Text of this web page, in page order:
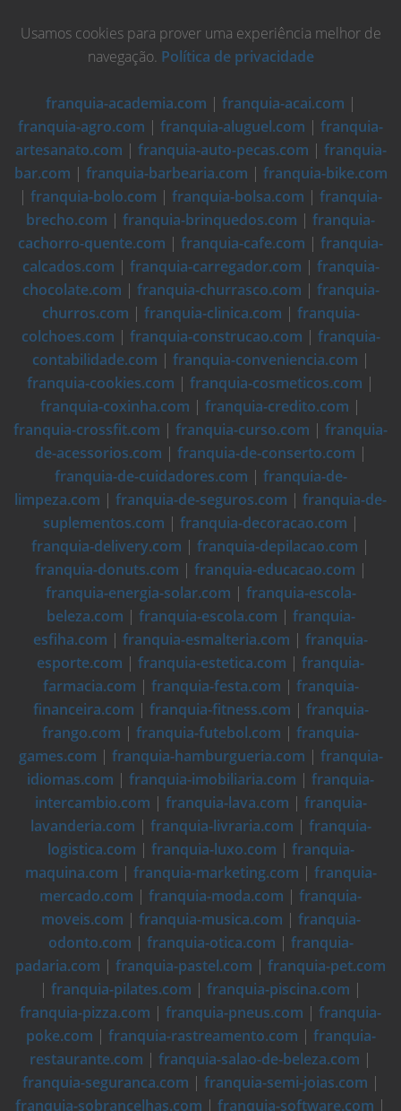
Usamos cookies para prover uma experiência melhor de
navegação. Política de privacidade
franquia-academia.com | franquia-acai.com |
franquia-agro.com | franquia-aluguel.com | franquia-
artesanato.com | franquia-auto-pecas.com | franquia-
bar.com | franquia-barbearia.com | franquia-bike.com
| franquia-bolo.com | franquia-bolsa.com | franquia-
brecho.com | franquia-brinquedos.com | franquia-
cachorro-quente.com | franquia-cafe.com | franquia-
calcados.com | franquia-carregador.com | franquia-
chocolate.com | franquia-churrasco.com | franquia-
churros.com | franquia-clinica.com | franquia-
colchoes.com | franquia-construcao.com | franquia-
contabilidade.com | franquia-conveniencia.com |
franquia-cookies.com | franquia-cosmeticos.com |
franquia-coxinha.com | franquia-credito.com |
franquia-crossfit.com | franquia-curso.com | franquia-
de-acessorios.com | franquia-de-conserto.com |
franquia-de-cuidadores.com | franquia-de-
limpeza.com | franquia-de-seguros.com | franquia-de-
suplementos.com | franquia-decoracao.com |
franquia-delivery.com | franquia-depilacao.com |
franquia-donuts.com | franquia-educacao.com |
franquia-energia-solar.com | franquia-escola-
beleza.com | franquia-escola.com | franquia-
esfiha.com | franquia-esmalteria.com | franquia-
esporte.com | franquia-estetica.com | franquia-
farmacia.com | franquia-festa.com | franquia-
financeira.com | franquia-fitness.com | franquia-
frango.com | franquia-futebol.com | franquia-
games.com | franquia-hamburgueria.com | franquia-
idiomas.com | franquia-imobiliaria.com | franquia-
intercambio.com | franquia-lava.com | franquia-
lavanderia.com | franquia-livraria.com | franquia-
logistica.com | franquia-luxo.com | franquia-
maquina.com | franquia-marketing.com | franquia-
mercado.com | franquia-moda.com | franquia-
moveis.com | franquia-musica.com | franquia-
odonto.com | franquia-otica.com | franquia-
padaria.com | franquia-pastel.com | franquia-pet.com
| franquia-pilates.com | franquia-piscina.com |
franquia-pizza.com | franquia-pneus.com | franquia-
poke.com | franquia-rastreamento.com | franquia-
restaurante.com | franquia-salao-de-beleza.com |
franquia-seguranca.com | franquia-semi-joias.com |
franquia-sobrancelhas.com | franquia-software.com |